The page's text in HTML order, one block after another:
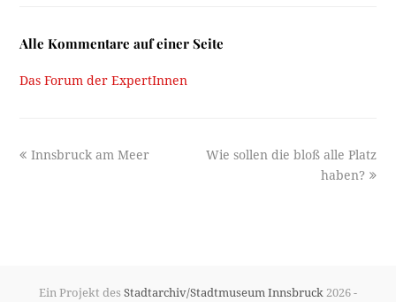
Alle Kommentare auf einer Seite
Das Forum der ExpertInnen
previous
Innsbruck am Meer
next
Wie sollen die bloß alle Platz
haben?
Ein Projekt des Stadtarchiv/Stadtmuseum Innsbruck 2026 -